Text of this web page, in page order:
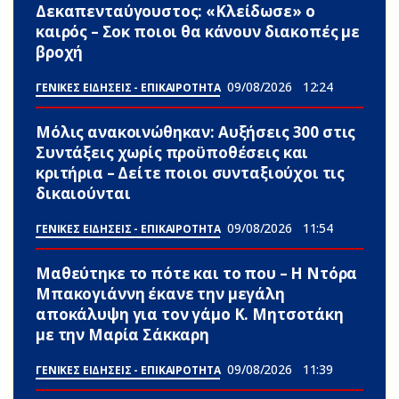
Δεκαπενταύγουστος: «Κλείδωσε» ο
καιρός – Σoκ ποιοι θα κάνουν διακοπές με
βροχή
ΓΕΝΙΚΕΣ ΕΙΔΗΣΕΙΣ - ΕΠΙΚΑΙΡΟΤΗΤΑ 09/08/2026 12:24
Μόλις ανακοινώθηκαν: Αυξήσεις 300 στις
Συντάξεις χωρίς προϋποθέσεις και
κριτήρια – Δείτε ποιοι συνταξιούχοι τις
δικαιούνται
ΓΕΝΙΚΕΣ ΕΙΔΗΣΕΙΣ - ΕΠΙΚΑΙΡΟΤΗΤΑ 09/08/2026 11:54
Μαθεύτηκε το πότε και το που – Η Ντόρα
Μπακογιάννη έκανε την μεγάλη
αποκάλυψη για τον γάμο Κ. Μητσοτάκη
με την Μαρία Σάκκαρη
ΓΕΝΙΚΕΣ ΕΙΔΗΣΕΙΣ - ΕΠΙΚΑΙΡΟΤΗΤΑ 09/08/2026 11:39